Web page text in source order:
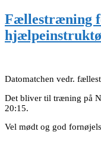
Fællestræning
Datomatchen vedr.
Det bliver til træning på
20:15.
Vel mødt og god